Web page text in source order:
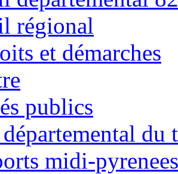
régional
et démarches
publics
du
midi-pyrenees